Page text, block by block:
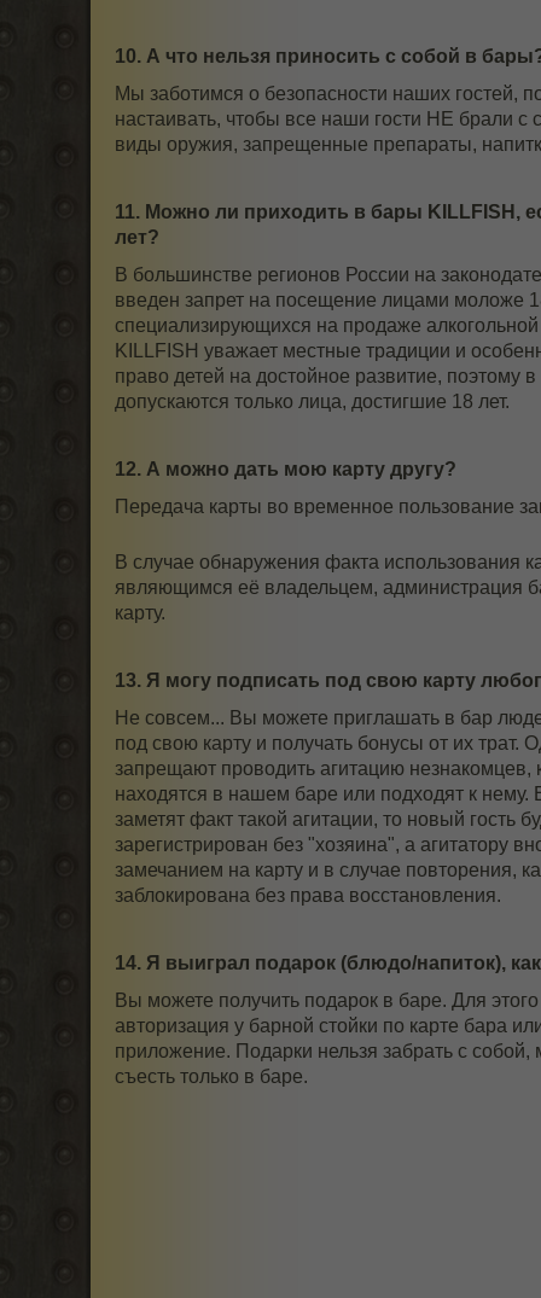
10. А что нельзя приносить с собой в
Мы заботимся о безопасности наших гостей,
настаивать, чтобы все наши гости НЕ брали
виды оружия, запрещенные препараты,
11. Можно ли приходить в бары KILLFISH,
лет?
В большинстве регионов России на
введен запрет на посещение лицами моложе
специализирующихся на продаже
KILLFISH уважает местные традиции и
право детей на достойное развитие, поэтому
допускаются только лица, достигшие 18 лет.
12. А можно дать мою карту другу?
Передача карты во временное пользование
В случае обнаружения факта использования
являющимся её владельцем, администрация
карту.
13. Я могу подписать под свою карту
Не совсем... Вы можете приглашать в бар
под свою карту и получать бонусы от их трат.
запрещают проводить агитацию незнакомцев,
находятся в нашем баре или подходят к нему.
заметят факт такой агитации, то новый гость
зарегистрирован без "хозяина", а агитатору
замечанием на карту и в случае повторения,
заблокирована без права восстановления.
14. Я выиграл подарок (блюдо/напиток),
Вы можете получить подарок в баре. Для этого
авторизация у барной стойки по карте бара
приложение. Подарки нельзя забрать с
съесть только в баре.